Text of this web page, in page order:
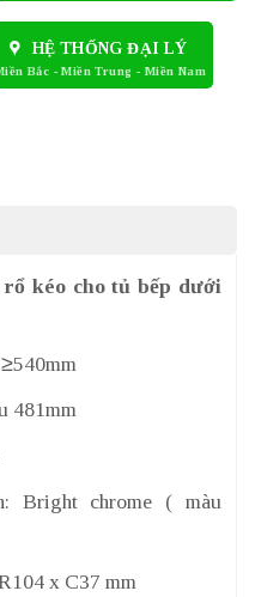
HỆ THỐNG ĐẠI LÝ
kéo cho tủ bếp dưới
481mm
Bright chrome ( màu
x C37 mm